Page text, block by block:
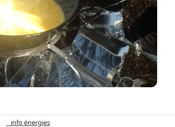
info énergiesinfo